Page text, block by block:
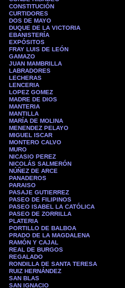
CONSTITUCIÓN
CURTIDORES
DOS DE MAYO
DUQUE DE LA VICTORIA
EBANISTERÍA
EXPÓSITOS
FRAY LUIS DE LEÓN
GAMAZO
JUAN MAMBRILLA
LABRADORES
LECHERAS
LENCERIA
LOPEZ GOMEZ
MADRE DE DIOS
MANTERIA
MANTILLA
MARÍA DE MOLINA
MENENDEZ PELAYO
MIGUEL ISCAR
MONTERO CALVO
MURO
NICASIO PEREZ
NICOLÁS SALMERÓN
NÚÑEZ DE ARCE
PANADEROS
PARAISO
PASAJE GUTIERREZ
PASEO DE FILIPINOS
PASEO ISABEL LA CATÓLICA
PASEO DE ZORRILLA
PLATERIA
PORTILLO DE BALBOA
PRADO DE LA MAGDALENA
RAMÓN Y CAJAL
REAL DE BURGOS
REGALADO
RONDILLA DE SANTA TERESA
RUIZ HERNÁNDEZ
SAN BLAS
SAN IGNACIO